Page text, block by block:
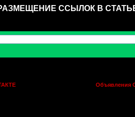
ССЫЛОК В
Объявления